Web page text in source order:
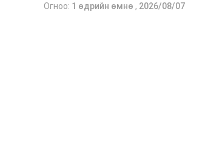
Огноо: 1 өдрийн өмнө , 2026/08/07